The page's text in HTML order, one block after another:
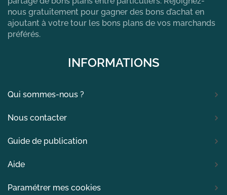
nous gratuitement pour gagner des bons d’achat en
ajoutant à votre tour les bons plans de vos marchands
préférés.
INFORMATIONS
Qui sommes-nous ?
Nous contacter
Guide de publication
Aide
Paramétrer mes cookies